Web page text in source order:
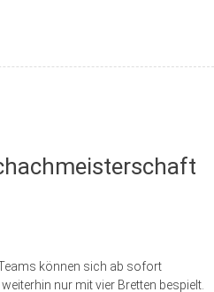
können sich ab sofort
nur mit vier Bretten bespielt.